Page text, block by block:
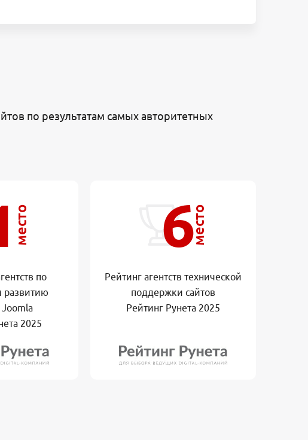
по результатам самых авторитетных
место
по
развитию
Joomla
2025
6место
Рейтинг агентств технической
поддержки сайтов
Рейтинг Рунета 2025